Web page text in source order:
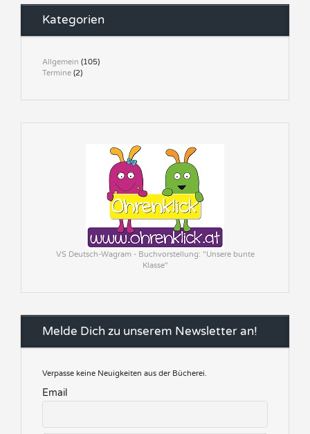
Kategorien
Allgemein (105)
Termine (2)
VS Deutsch-Wagram - Buchvorstellung: "Unsere bunte
Klasse"
Melde Dich zu unserem Newsletter an!
Verpasse keine Neuigkeiten aus der Bücherei.
Email